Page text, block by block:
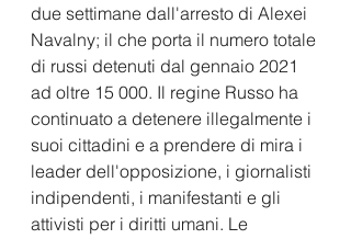
due settimane dall'arresto di Alexei
Navalny; il che porta il numero totale
di russi detenuti dal gennaio 2021
ad oltre 15 000. Il regine Russo ha
continuato a detenere illegalmente i
suoi cittadini e a prendere di mira i
leader dell'opposizione, i giornalisti
indipendenti, i manifestanti e gli
attivisti per i diritti umani. Le